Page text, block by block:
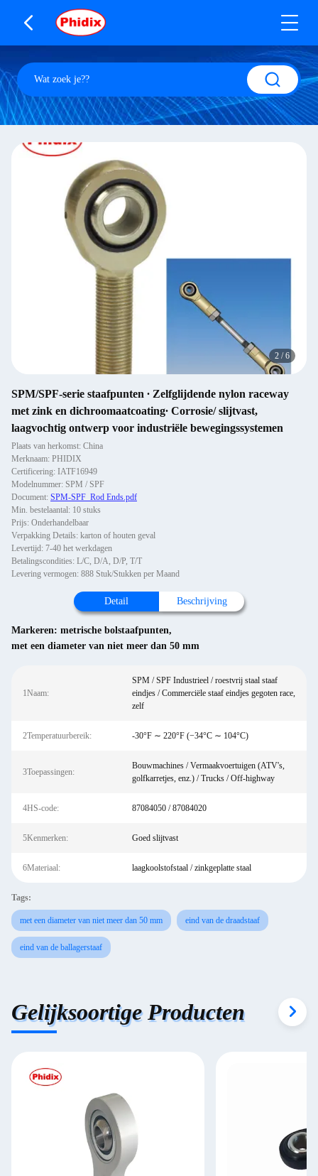
2 /6
SPM/SPF-serie staafpunten ∙ Zelfglijdende nylon raceway
met zink en dichroomaatcoating∙ Corrosie/ slijtvast,
laagvochtig ontwerp voor industriële bewegingssystemen
Plaats van herkomst: China
Merknaam: PHIDIX
Certificering: IATF16949
Modelnummer: SPM / SPF
Document: SPM-SPF_Rod Ends.pdf
Min. bestelaantal: 10 stuks
Prijs: Onderhandelbaar
Verpakking Details: karton of houten geval
Levertijd: 7-40 het werkdagen
Betalingscondities: L/C, D/A, D/P, T/T
Levering vermogen: 888 Stuk/Stukken per Maand
Detail Beschrijving
Markeren: metrische bolstaafpunten,
met een diameter van niet meer dan 50 mm
1Naam:
SPM / SPF Industrieel / roestvrij staal staaf
eindjes / Commerciële staaf eindjes gegoten race,
zelf
2Temperatuurbereik: -30°F ∼ 220°F (−34°C ∼ 104°C)
3Toepassingen:
Bouwmachines / Vermaakvoertuigen (ATV's,
golfkarretjes, enz.) / Trucks / Off-highway
4HS-code: 87084050 / 87084020
5Kenmerken: Goed slijtvast
6Materiaal: laagkoolstofstaal / zinkgeplatte staal
Tags:
met een diameter van niet meer dan 50 mm eind van de draadstaaf
eind van de ballagerstaaf
Gelijksoortige Producten